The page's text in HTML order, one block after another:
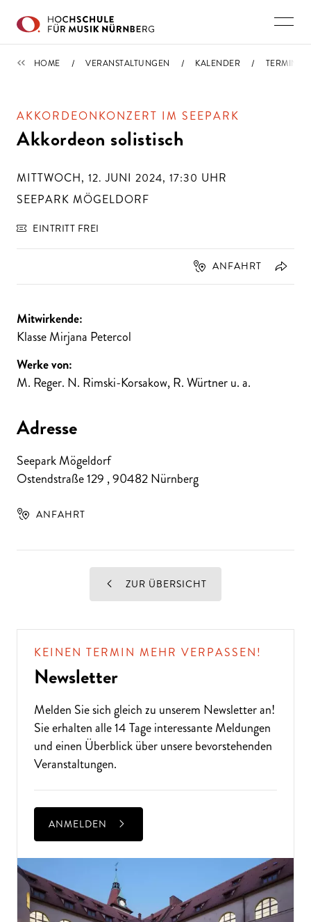
TERMINE
HOME VERANSTALTUNGEN KALENDER TERMIN
AKKORDEONKONZERT IM SEEPARK
Akkordeon solistisch
MITTWOCH, 12. JUNI 2024, 17:30 UHR
SEEPARK MÖGELDORF
EINTRITT FREI
ANFAHRT
Mitwirkende:
Klasse Mirjana Petercol
Werke von:
M. Reger. N. Rimski-Korsakow, R. Würtner u. a.
Adresse
Seepark Mögeldorf
Ostendstraße 129 ,90482Nürnberg
ANFAHRT
ZUR ÜBERSICHT
KEINEN TERMIN MEHR VERPASSEN!
Newsletter
Melden Sie sich gleich zu unserem Newsletteran!
Sie erhalten alle 14 Tage interessante Meldungen
und einen Überblick über unsere bevorstehenden
Veranstaltungen.
ANMELDEN